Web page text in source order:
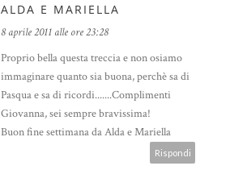
ALDA E MARIELLA
8 aprile 2011 alle ore 23:28
Proprio bella questa treccia e non osiamo
immaginare quanto sia buona, perchè sa di
Pasqua e sa di ricordi.......Complimenti
Giovanna, sei sempre bravissima!
Buon fine settimana da Alda e Mariella
Rispondi